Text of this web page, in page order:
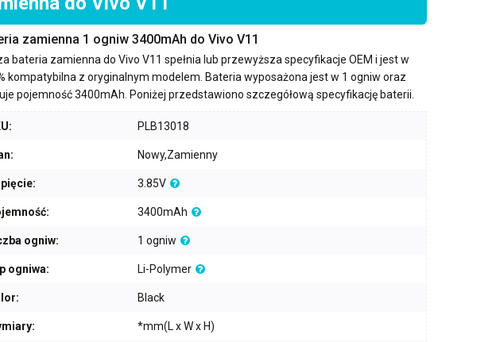
zamienna 1 ogniw 3400mAh do Vivo V11
bateria zamienna do Vivo V11 spełnia lub przewyższa specyfikacje OEM i jest w
kompatybilna z oryginalnym modelem. Bateria wyposażona jest w 1 ogniw oraz
pojemność3400mAh . Poniżej przedstawiono szczegółową specyfikację baterii.
PLB13018
Nowy,Zamienny
3.85V
3400mAh
ogniw: 1 ogniw
ogniwa: Li-Polymer
Black
*mm(L x W x H)